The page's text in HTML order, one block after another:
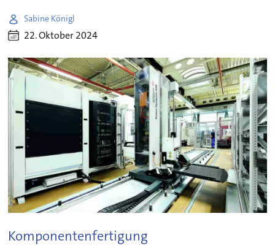
Sabine Königl
22. Oktober 2024
Komponentenfertigung